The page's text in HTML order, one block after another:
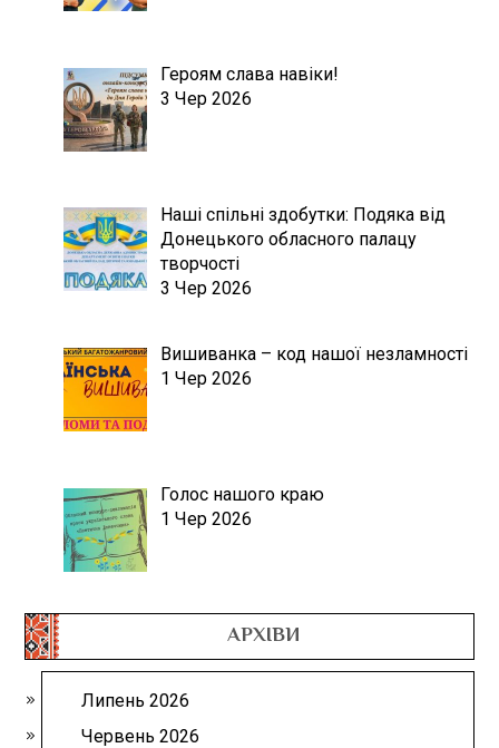
Героям слава навіки!
3 Чер 2026
Наші спільні здобутки: Подяка від
Донецького обласного палацу
творчості
3 Чер 2026
Вишиванка – код нашої незламності
1 Чер 2026
Голос нашого краю
1 Чер 2026
АРХІВИ
Липень 2026
Червень 2026